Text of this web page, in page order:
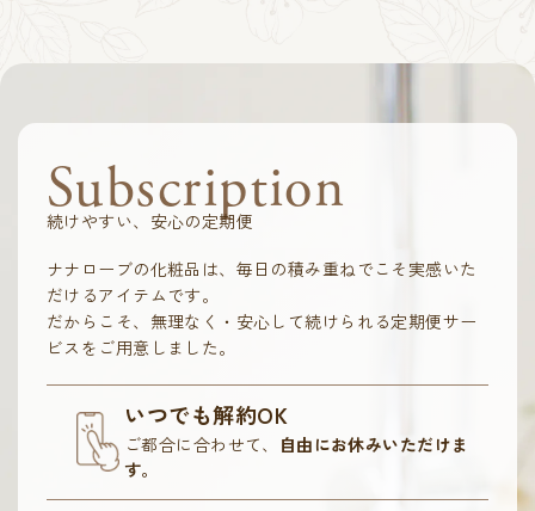
Subscription
続けやすい、安心の定期便
ナナローブの化粧品は、毎日の積み重ねでこそ実感いた
だけるアイテムです。
だからこそ、無理なく・安心して続けられる定期便サー
ビスをご用意しました。
いつでも解約OK
ご都合に合わせて、
自由にお休みいただけま
す。